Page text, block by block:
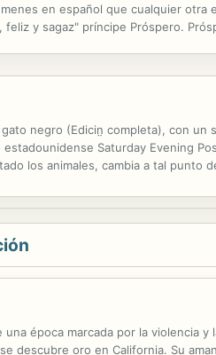
en español que cualquier
feliz y sagaz" príncipe Próspero.
negro (Edicin̤ completa), con
Saturday Evening
los animales, cambia a tal punto
época marcada por la violencia
descubre oro en California. Su